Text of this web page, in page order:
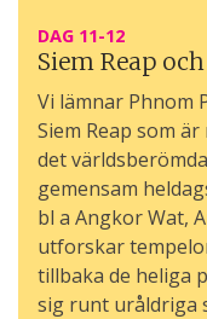
DAG 11-12
Siem Reap
Vi lämnar Phnom
Siem Reap som
det
gemensam
bl a Angkor Wat,
utforskar
tillbaka de heliga
sig runt uråldriga